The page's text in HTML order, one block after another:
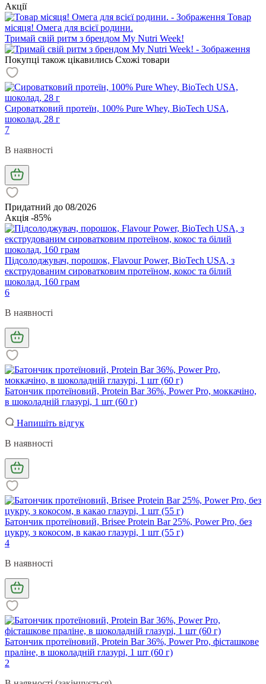
Акції
Товар
місяця! Омега для всієї родини.
Тримай свій ритм з брендом My Nutri Week!
Покупці також цікавились Схожі товари
Сироватковий протеїн, 100% Pure Whey, BioTech USA,
шоколад, 28 г
7
В наявності
Придатний до 08/2026
Акція -85%
Підсолоджувач, порошок, Flavour Power, BioTech USA, з
екструдованим сироватковим протеїном, кокос та білий
шоколад, 160 грам
6
В наявності
Батончик протеїновий, Protein Bar 36%, Power Pro, моккачіно,
в шоколадній глазурі, 1 шт (60 г)
Напишіть відгук
В наявності
Батончик протеїновий, Brisee Protein Bar 25%, Power Pro, без
цукру, з кокосом, в какао глазурі, 1 шт (55 г)
4
В наявності
Батончик протеїновий, Protein Bar 36%, Power Pro, фісташкове
праліне, в шоколадній глазурі, 1 шт (60 г)
2